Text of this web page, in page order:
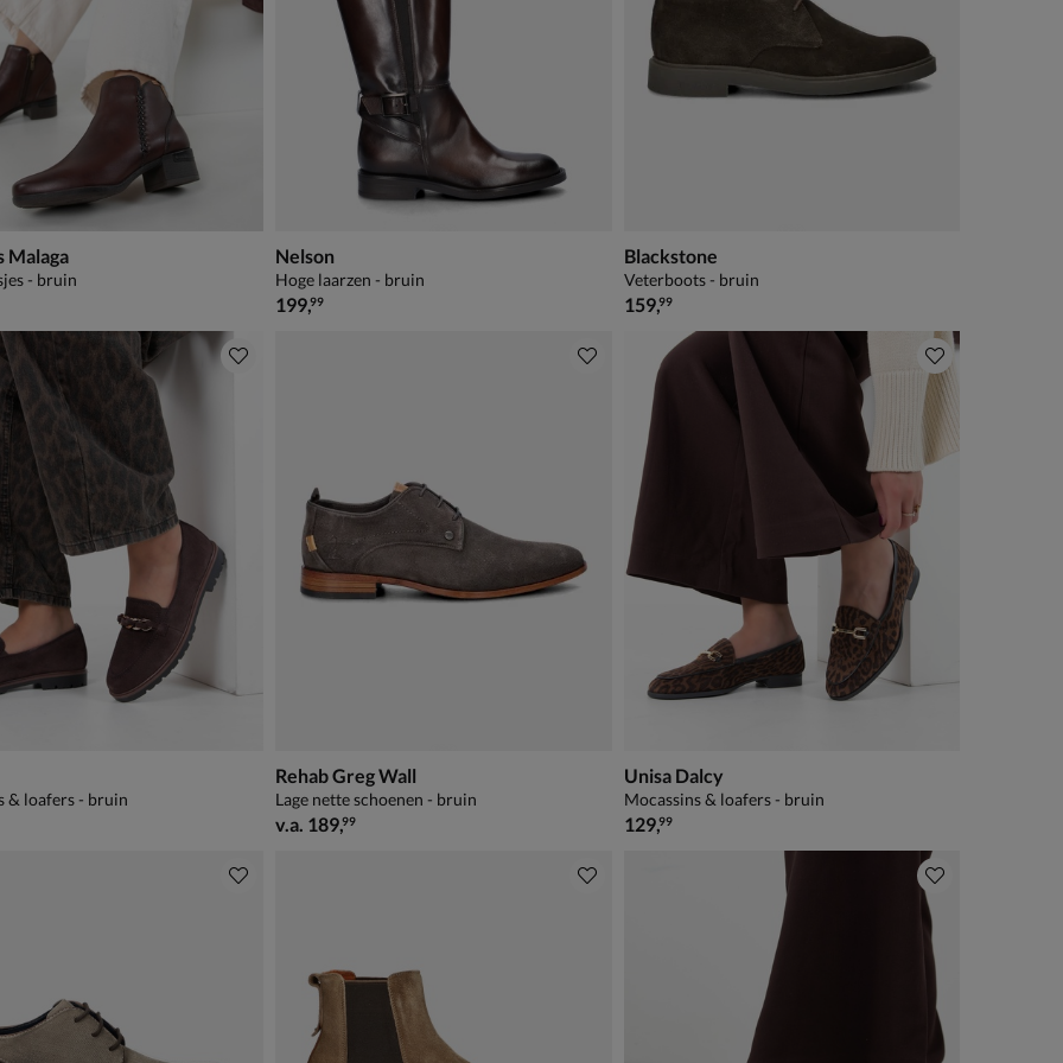
Malaga
- bruin
Nelson
Hoge laarzen - bruin
€ 199,99
199,99
Blackstone
Veterboots - bruin
€ 159,99
159,99
& loafers - bruin
Rehab Greg Wall
Lage nette schoenen - bruin
vanaf € 189,99
v.a. 189,99
Unisa Dalcy
Mocassins & loafers - bruin
€ 129,99
129,99